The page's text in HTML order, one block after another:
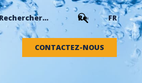
FR
CONTACTEZ-NOUS